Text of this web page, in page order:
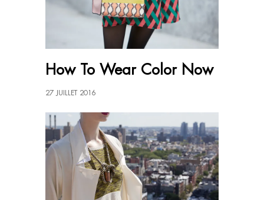
How To Wear Color Now
27 JUILLET 2016